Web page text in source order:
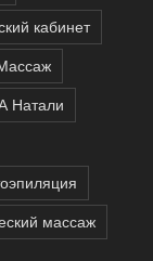
кабинет
Натали
массаж